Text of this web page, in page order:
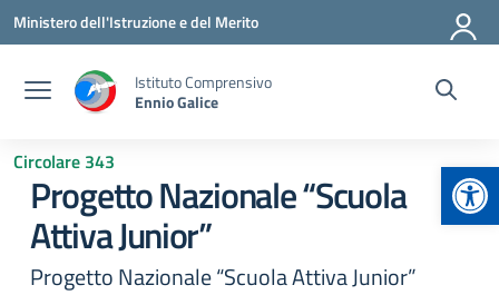
Vai ai contenuti
Vai al menu di navigazione
Vai al footer
Ministero dell'Istruzione e del Merito
Istituto Comprensivo
Ennio Galice
Circolare 343
Progetto Nazionale “Scuola
Attiva Junior”
Progetto Nazionale “Scuola Attiva Junior”